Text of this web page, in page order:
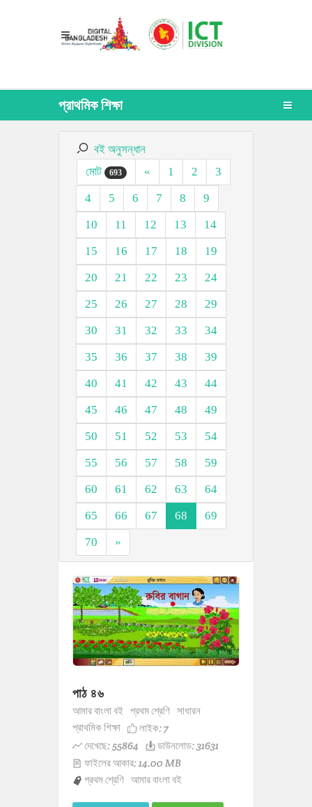
প্রাথমিক শিক্ষা
বই অনুসন্ধান
মোট
693 « 1 2
3
4
5 6 7 8
9
10
11 12 13
14
15
16 17 18
19
20
21 22 23
24
25
26 27 28
29
30
31 32 33
34
35
36 37 38
39
40
41 42 43
44
45
46 47 48
49
50
51 52 53
54
55
56 57 58
59
60
61 62 63
64
65
66 67 68
69
70
»
পাঠ ৪৬
আমার বাংলা বই প্রথম শ্রেণি সাধারন
প্রাথমিক শিক্ষা
লাইক:7
দেখেছে: 55864
ডাউনলোড: 31631
ফাইলের আকার: 14.00 MB
প্রথম শ্রেণি আমার বাংলা বই